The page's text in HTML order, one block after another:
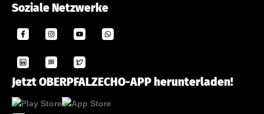
Soziale Netzwerke
Jetzt OBERPFALZECHO-APP herunterladen!